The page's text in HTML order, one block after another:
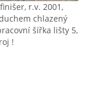
r.v. 2001,
chlazený
šířka lišty 5,
!